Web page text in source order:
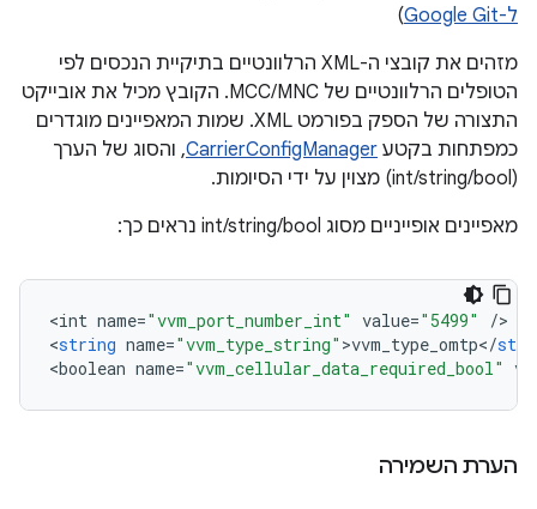
ל-Google Git
)
מזהים את קובצי ה-XML הרלוונטיים בתיקיית הנכסים לפי
הטופלים הרלוונטיים של MCC/MNC. הקובץ מכיל את אובייקט
התצורה של הספק בפורמט XML. שמות המאפיינים מוגדרים
כמפתחות בקטע CarrierConfigManager, והסוג של הערך
(int/string/bool) מצוין על ידי הסיומות.
מאפיינים אופייניים מסוג int/string/bool נראים כך:
<int name="vvm_port_number_int" value="5499" />
<string name="vvm_type_string" >vvm_type_omtp</
<boolean name="vvm_cellular_data_required_bool"
הערת השמירה